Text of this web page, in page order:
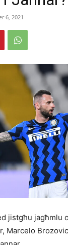
6, 2021
jistgħu jagħmlu
Marcelo